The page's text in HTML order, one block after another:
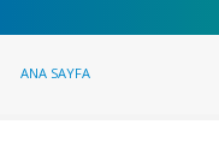
ANA SAYFA